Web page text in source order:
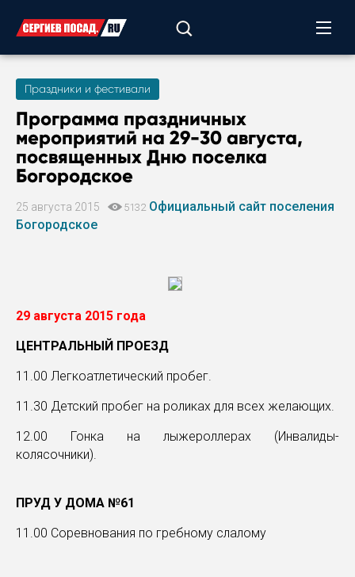
Праздники и фестивали
Программа праздничных
мероприятий на 29-30 августа,
посвященных Дню поселка
Богородское
25 августа 2015 5132 Официальный сайт поселения
Богородское
29 августа 2015 года
ЦЕНТРАЛЬНЫЙ ПРОЕЗД
11.00 Легкоатлетический пробег.
11.30 Детский пробег на роликах для всех желающих.
12.00 Гонка на лыжероллерах (Инвалиды-
колясочники).
ПРУД У ДОМА №61
11.00 Соревнования по гребному слалому